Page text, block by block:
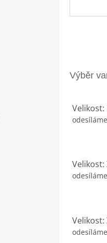
Velikost:
Velikost:
Velikost: